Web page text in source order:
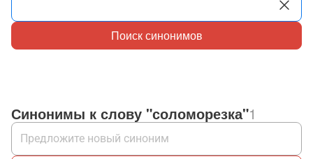
Поиск синонимов
Синонимы к слову "соломорезка"1